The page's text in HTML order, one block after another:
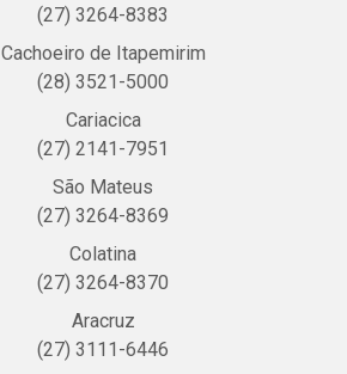
(27) 3264-8383
Cachoeiro de Itapemirim
(28) 3521-5000
Cariacica
(27) 2141-7951
São Mateus
(27) 3264-8369
Colatina
(27) 3264-8370
Aracruz
(27) 3111-6446